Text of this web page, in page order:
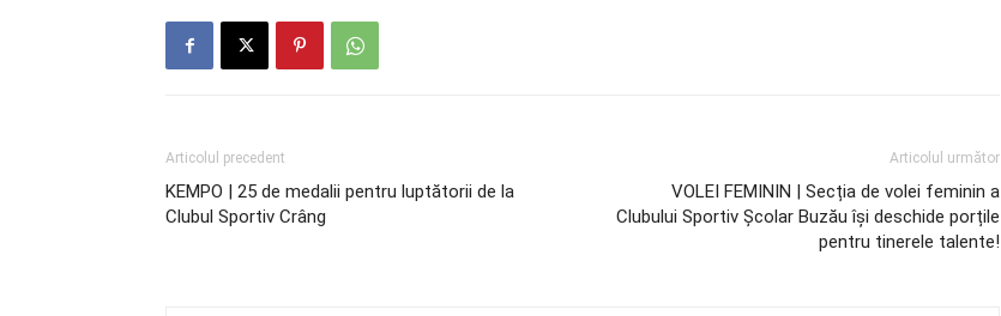
Articolul precedent
KEMPO | 25 de medalii pentru luptătorii de la
Clubul Sportiv Crâng
Articolul următor
VOLEI FEMININ | Secția de volei feminin a
Clubului Sportiv Școlar Buzău își deschide porțile
pentru tinerele talente!